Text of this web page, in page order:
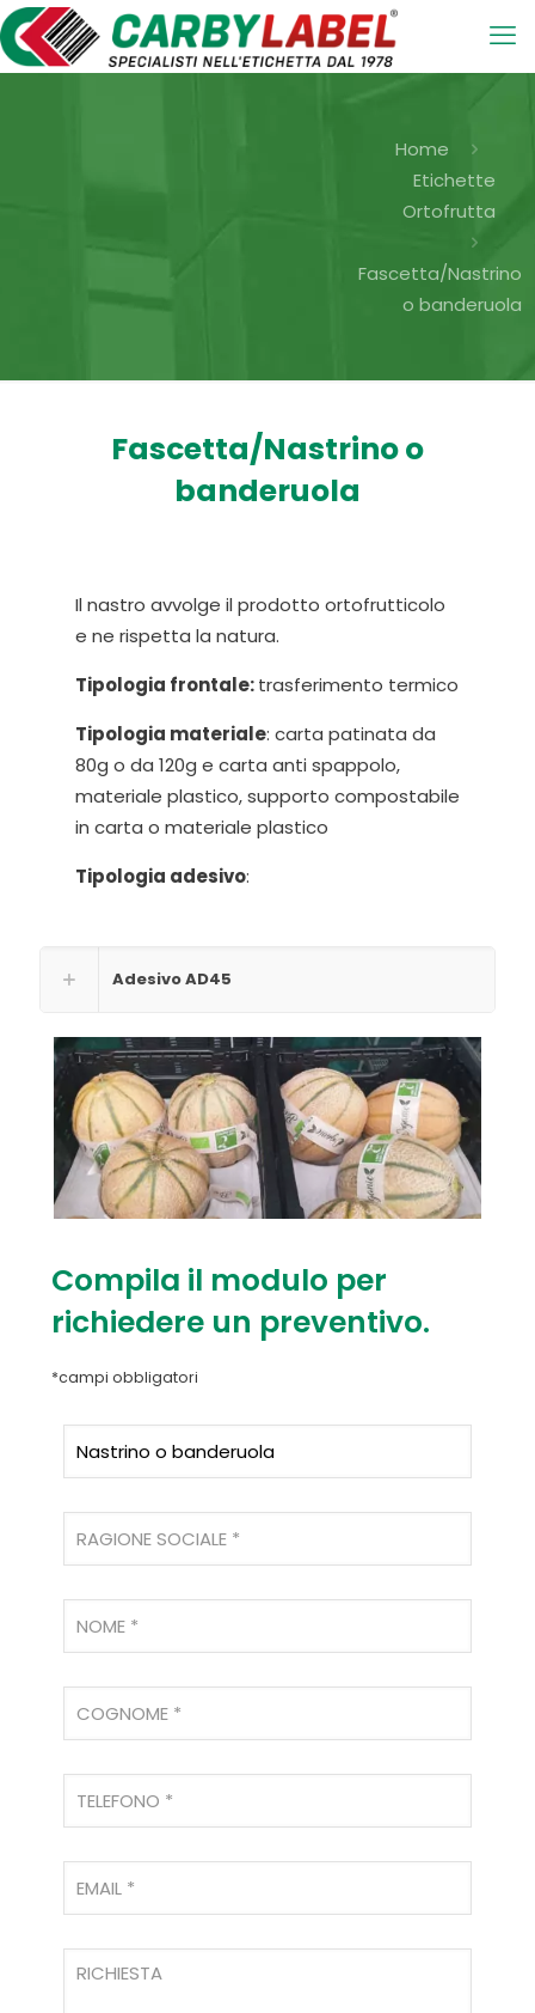
Home
Etichette
Ortofrutta
Fascetta/Nastrino
o banderuola
Fascetta/Nastrino o
banderuola
Il nastro avvolge il prodotto ortofrutticolo
e ne rispetta la natura.
Tipologia frontale:trasferimento termico
Tipologia materiale: carta patinata da
80g o da 120g e carta anti spappolo,
materiale plastico, supporto compostabile
in carta o materiale plastico
Tipologia adesivo:
Adesivo AD45
Compila il modulo per
richiedere un preventivo.
*campi obbligatori